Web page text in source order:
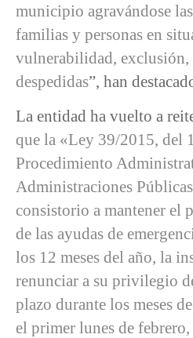
municipio agravándose
familias y personas en
vulnerabilidad, exclusión,
despedidas”, han
La entidad ha vuelto a
que la «Ley 39/2015, del
Procedimiento
Administraciones
consistorio a mantener el
de las ayudas de
los 12 meses del año, la
renunciar a su privilegio
plazo durante los meses
el primer lunes de febrero,